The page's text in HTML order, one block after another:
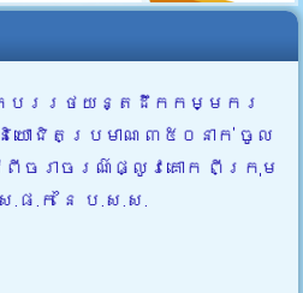
បររថយន្តដឹកកម្មករ
ោជិតប្រមាណ ៣៥០នាក់ ចូល
ចរាចរណ៌ផ្លូវគោក ពីក្រុម
.ផ.ក នៃ ប.ស.ស.